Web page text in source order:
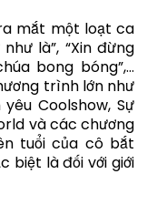
mắt một loạt ca
là”, “Xin đừng
bong bóng”,…
trình lớn như
Coolshow, Sự
và các chương
tuổi của cô bắt
biệt là đối với giới